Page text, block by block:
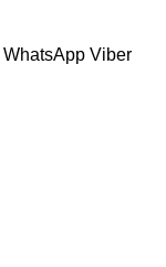
WhatsApp Viber